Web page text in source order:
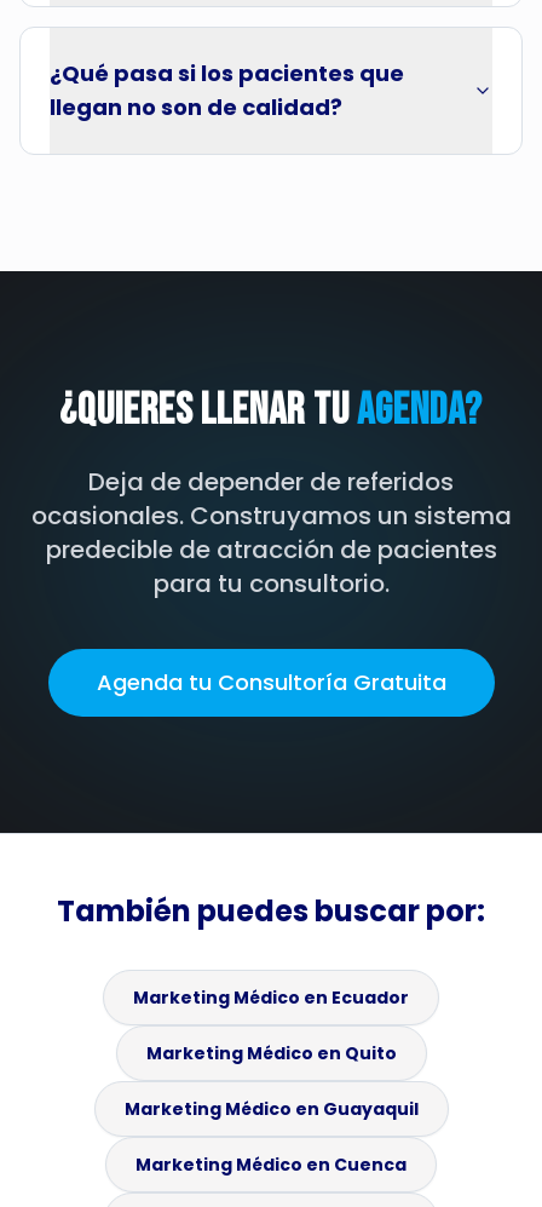
¿Qué pasa si los pacientes que
llegan no son de calidad?
¿Quieres llenar tuagenda?
Deja de depender de referidos
ocasionales. Construyamos un sistema
predecible de atracción de pacientes
para tu consultorio.
Agenda tu Consultoría Gratuita
También puedes buscar por:
Marketing Médico en Ecuador
Marketing Médico en Quito
Marketing Médico en Guayaquil
Marketing Médico en Cuenca